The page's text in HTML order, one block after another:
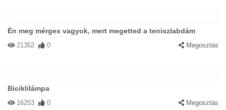
Én meg mérges vagyok, mert megetted a teniszlabdám
21352 0 Megosztás
Biciklilámpa
16253 0 Megosztás